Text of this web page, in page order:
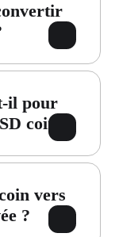
il pour
coin ?
vers
?